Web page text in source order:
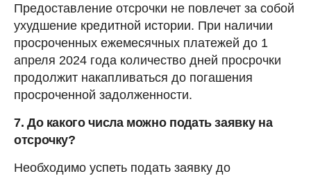
Предоставление отсрочки не повлечет за собой
ухудшение кредитной истории. При наличии
просроченных ежемесячных платежей до 1
апреля 2024 года количество дней просрочки
продолжит накапливаться до погашения
просроченной задолженности.
7. До какого числа можно подать заявку на
отсрочку?
Необходимо успеть подать заявку до